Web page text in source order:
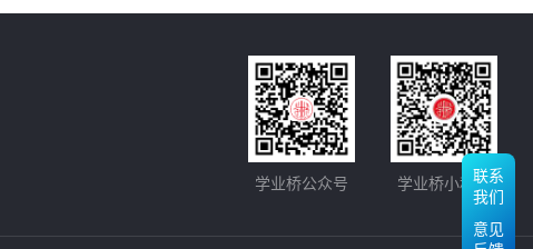
学业桥公众号 学业桥小程序
联系
我们
意见